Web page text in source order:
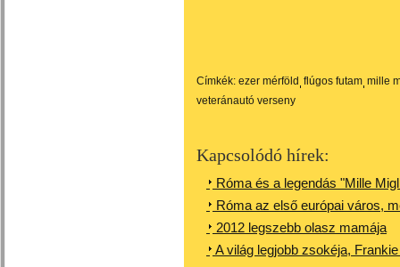
Címkék: ezer mérföld flúgos futam mille
veteránautó verseny
Kapcsolódó hírek:
Róma és a legendás "Mille
Róma az első európai város,
2012 legszebb olasz mamája
A világ legjobb zsokéja,